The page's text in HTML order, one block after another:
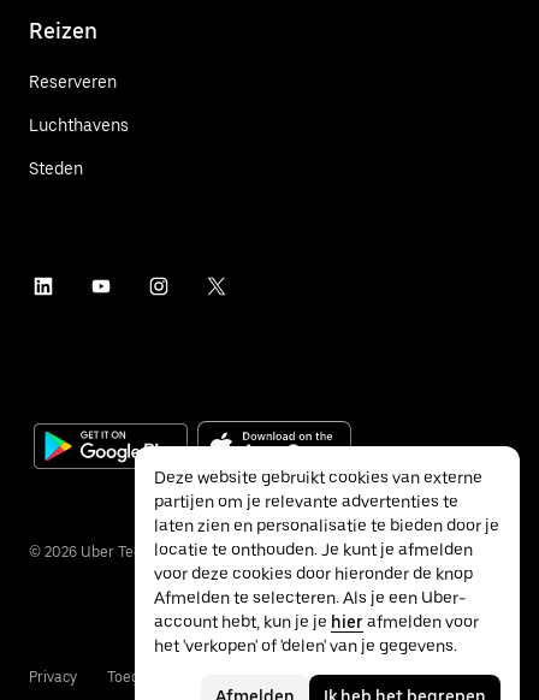
Reizen
Reserveren
Luchthavens
Steden
© 2026 Uber Technologies Inc.
Privacy Toegankelijkheid Voorwaarden
Deze website gebruikt cookies van externe
partijen om je relevante advertenties te
laten zien en personalisatie te bieden door je
locatie te onthouden. Je kunt je afmelden
voor deze cookies door hieronder de knop
Afmelden te selecteren. Als je een Uber-
account hebt, kun je je hierafmelden voor
het 'verkopen' of 'delen' van je gegevens.